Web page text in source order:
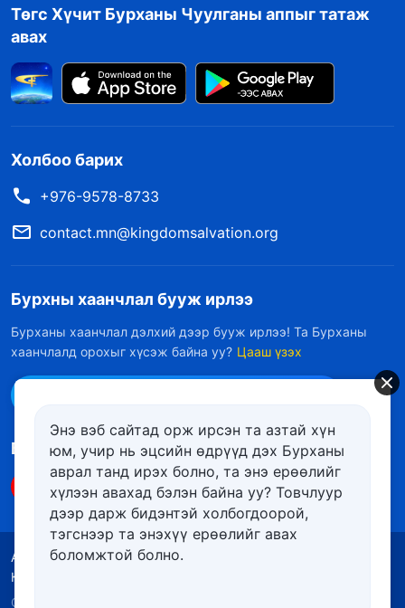
Төгс Хүчит Бурханы Чуулганы аппыг татаж
авах
Холбоо барих
+976-9578-8733
contact.mn@kingdomsalvation.org
Бурхны хаанчлал бууж ирлээ
Бурханы хаанчлал дэлхий дээр бууж ирлээ! Та Бурханы
хаанчлалд орохыг хүсэж байна уу? Цааш үзэх
Биднийг дагах
Ашиглалтын нөхцөлүүд
Нууцлалын бодлого
Кредит
Copyright © 2026
Энэ вэб сайтад орж ирсэн та азтай хүн
юм, учир нь эцсийн өдрүүд дэх Бурханы
аврал танд ирэх болно, та энэ ерѳѳлийг
хүлээн авахад бэлэн байна уу? Товчлуур
дээр дарж бидэнтэй холбогдоорой,
тэгснээр та энэхүү ерѳѳлийг авах
боломжтой болно.